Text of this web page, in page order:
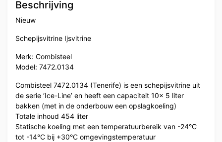
Beschrijving
Nieuw
Schepijsvitrine Ijsvitrine
Merk: Combisteel
Model: 7472.0134
Combisteel 7472.0134 (Tenerife) is een schepijsvitrine uit
de serie ‘Ice-Line’ en heeft een capaciteit 10x 5 liter
bakken (met in de onderbouw een opslagkoeling)
Totale inhoud 454 liter
Statische koeling met een temperatuurbereik van -24°C
tot -14°C bij +30°C omgevingstemperatuur